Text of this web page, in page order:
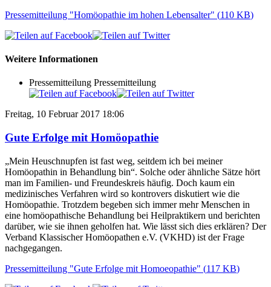
Pressemitteilung "Homöopathie im hohen Lebensalter" (110 KB)
Weitere Informationen
Pressemitteilung Pressemitteilung
Freitag, 10 Februar 2017 18:06
Gute Erfolge mit Homöopathie
„Mein Heuschnupfen ist fast weg, seitdem ich bei meiner
Homöopathin in Behandlung bin“. Solche oder ähnliche Sätze hört
man im Familien- und Freundeskreis häufig. Doch kaum ein
medizinisches Verfahren wird so kontrovers diskutiert wie die
Homöopathie. Trotzdem begeben sich immer mehr Menschen in
eine homöopathische Behandlung bei Heilpraktikern und berichten
darüber, wie sie ihnen geholfen hat. Wie lässt sich dies erklären? Der
Verband Klassischer Homöopathen e.V. (VKHD) ist der Frage
nachgegangen.
Pressemitteilung "Gute Erfolge mit Homoeopathie" (117 KB)